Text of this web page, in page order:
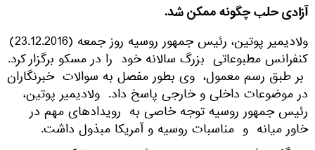
آزادی حلب چگونه ممکن شد.
ولادیمیر پوتین، رئیس جمهور روسیه روز جمعه (23.12.2016)
کنفرانس مطبوعاتی بزرگ سالانه خود را در مسکو برگزار کرد.
بر طبق رسم معمول، وی بطور مفصل به سوالات خبرنگاران
در موضوعات داخلی و خارجی پاسخ داد. ولادیمیر پوتین،
رئیس جمهور روسیه توجه خاصی به رویدادهای مهم در
خاور میانه و مناسبات روسیه و آمریکا مبذول داشت.